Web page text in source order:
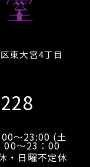
東大宮4丁目
～23:00 (土
00～23：00
・日曜不定休